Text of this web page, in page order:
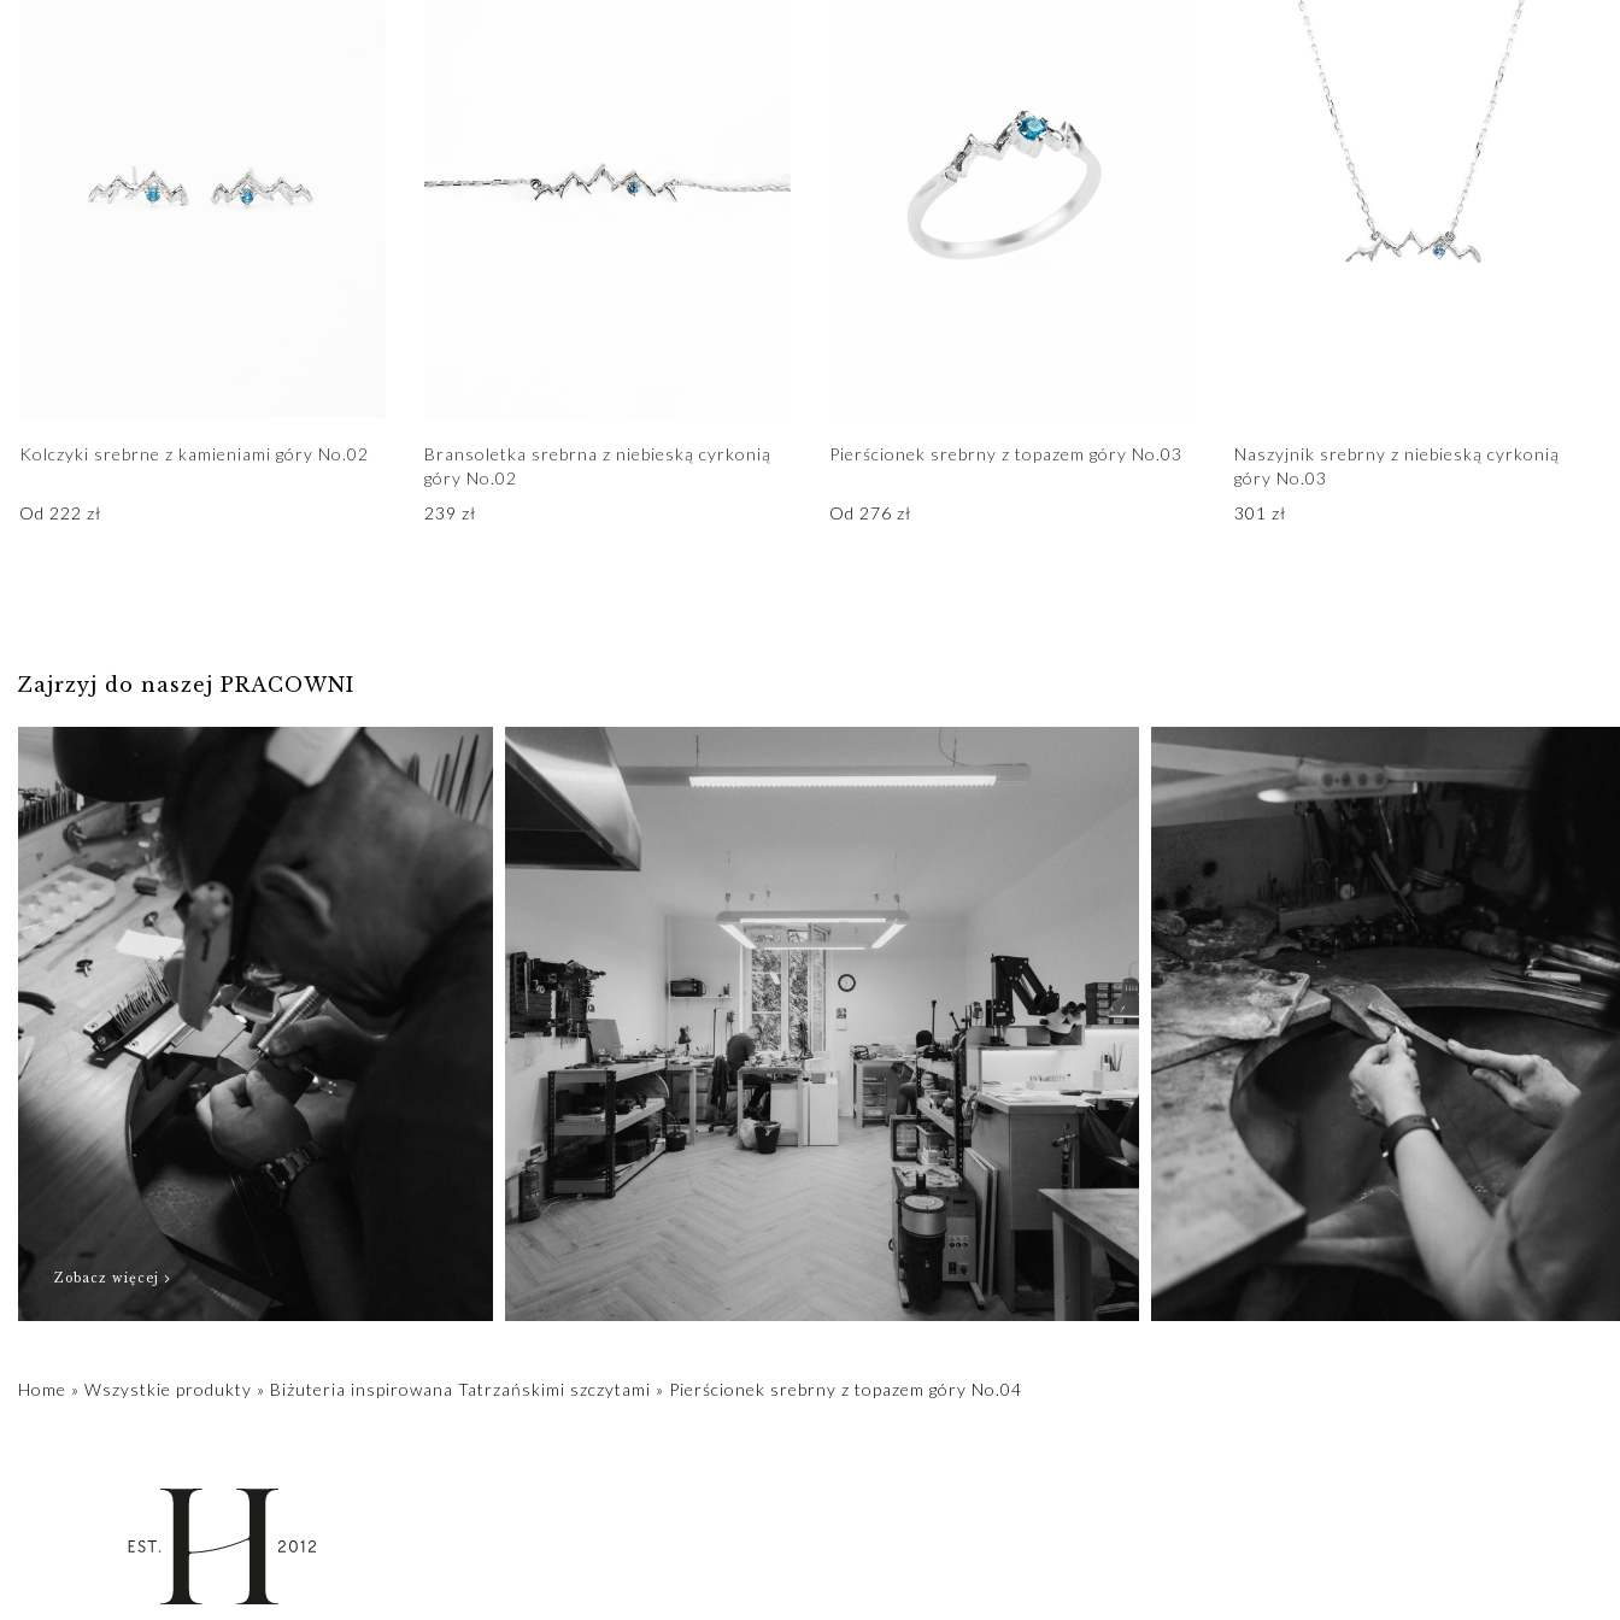
Kolczyki srebrne z kamieniami góry No.02
Od 222 zł
Bransoletka srebrna z niebieską cyrkonią
góry No.02
239 zł
Pierścionek srebrny z topazem góry No.03
Od 276 zł
Naszyjnik srebrny z niebieską cyrkonią
góry No.03
301 zł
Zajrzyj do naszej PRACOWNI
Zobacz więcej
Home » Wszystkie produkty » Biżuteria inspirowana Tatrzańskimi szczytami » Pierścionek srebrny z topazem góry No.04